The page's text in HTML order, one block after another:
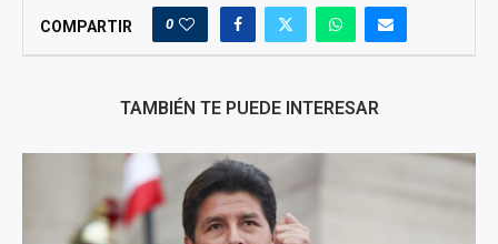
COMPARTIR 0
TAMBIÉN TE PUEDE INTERESAR